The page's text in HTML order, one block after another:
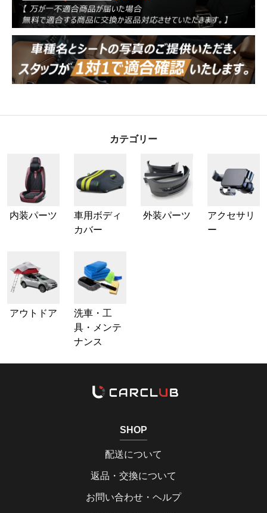
カテゴリー
内装パーツ
車用ボディ
カバー
外装パーツ
アクセサリ
ー
アウトドア
洗車・工
具・メンテ
ナンス
SHOP
配送について
返品・交換について
お問い合わせ・ヘルプ